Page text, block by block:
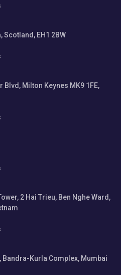
Scotland, EH1 2BW
Milton Keynes MK9 1FE,
2 Hai Trieu, Ben Nghe Ward,
Bandra-Kurla Complex, Mumbai